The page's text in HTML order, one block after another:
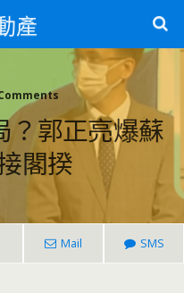
產
？郭正亮爆蘇
閣揆
Mail SMS